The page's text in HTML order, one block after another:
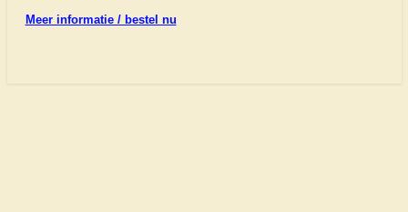
Meer informatie / bestel nu